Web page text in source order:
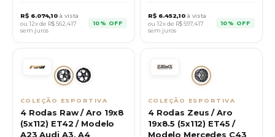
R$ 6.074,10 à vista
ou 12x de R$562,417
sem juros
10% OFF
R$ 6.452,10 à vista
ou 12x de R$597,417
sem juros
10% OFF
COLEÇÃO ESPORTIVA
4 Rodas Raw / Aro 19x8
(5x112) ET42 / Modelo
A23 Audi A3, A4
COLEÇÃO ESPORTIVA
4 Rodas Zeus / Aro
19x8.5 (5x112) ET45 /
Modelo Mercedes C43